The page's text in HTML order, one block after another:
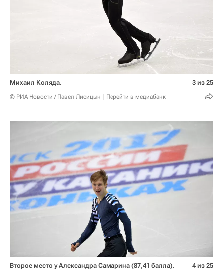
Михаил Коляда.
© РИА Новости / Павел Лисицын Перейти в медиабанк
3 из 25
Второе место у Александра Самарина (87,41 балла). 4 из 25